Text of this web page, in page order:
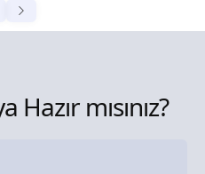
Hazır mısınız?